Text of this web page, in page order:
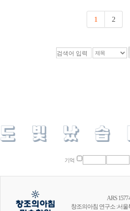
1 2
기억
ARS
창조의아침 연구소 :서울